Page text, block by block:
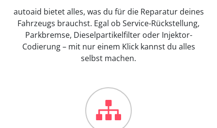
autoaid bietet alles, was du für die Reparatur deines
Fahrzeugs brauchst. Egal ob Service-Rückstellung,
Parkbremse, Dieselpartikelfilter oder Injektor-
Codierung – mit nur einem Klick kannst du alles
selbst machen.